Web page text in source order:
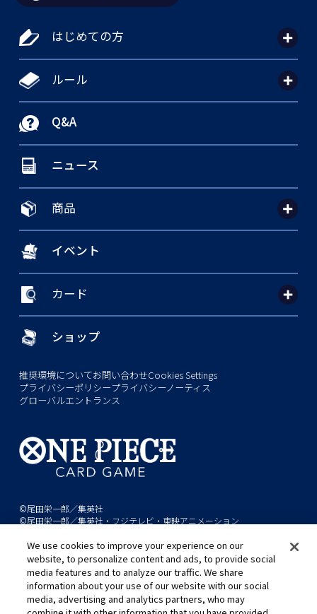
はじめての方
ルール
Q&A
ニュース
商品
イベント
カード
ショップ
推奨環境についてお問い合わせCookies Settings
プライバシーポリシープライバシーノーティス
グローバルエントランス
©尾田栄一郎／集英社
©尾田栄一郎／集英社・フジテレビ・東映アニメーション
このwebサイトに記載されているすべての画像・テキスト・データの無
断転用、転載をお断りします。
開発中につき、本サイトで使用している画像と実際の商品とは異なる場
合があります。
We use cookies to improve your experience on our
website, to personalize content and ads, to provide social
media features and to analyze our traffic. We share
information about your use of our website with our social
media, advertising and analytics partners, who may